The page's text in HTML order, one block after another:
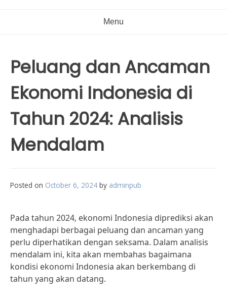
Menu
Peluang dan Ancaman
Ekonomi Indonesia di
Tahun 2024: Analisis
Mendalam
Posted on October 6, 2024 by adminpub
Pada tahun 2024, ekonomi Indonesia diprediksi akan
menghadapi berbagai peluang dan ancaman yang
perlu diperhatikan dengan seksama. Dalam analisis
mendalam ini, kita akan membahas bagaimana
kondisi ekonomi Indonesia akan berkembang di
tahun yang akan datang.